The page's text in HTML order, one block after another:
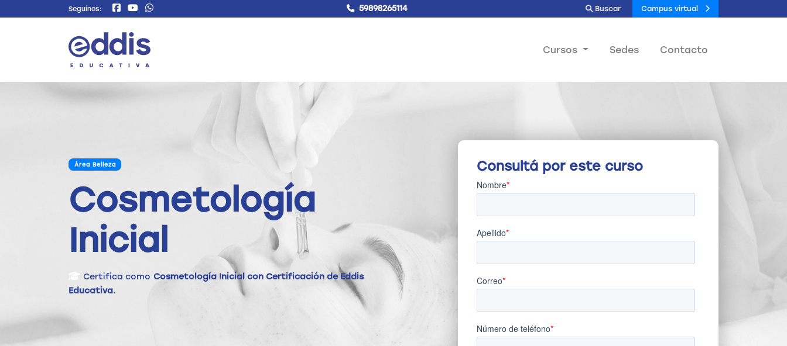
Seguinos: 59898265114 Buscar Campus virtual
Cursos Sedes Contacto
Área Belleza
Cosmetología
Inicial
Certifica como Cosmetología Inicial con Certificación de Eddis
Educativa.
Consultá por este curso